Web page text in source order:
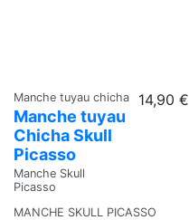
Manche tuyau chicha
Manche tuyau
Chicha Skull
Picasso
Manche Skull
Picasso
14,90 €
MANCHE SKULL PICASSO